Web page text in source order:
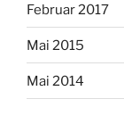
Februar 2017
Mai 2015
Mai 2014